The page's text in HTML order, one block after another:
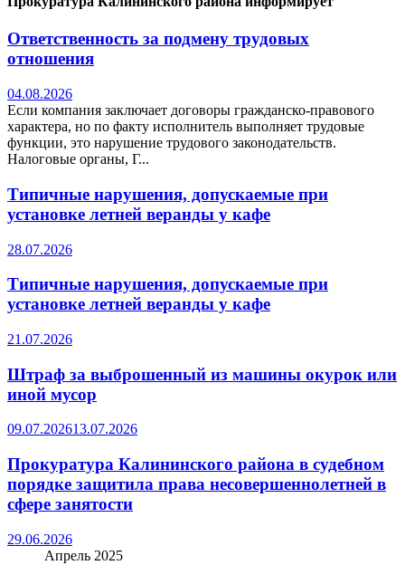
Ответственность за подмену трудовых
отношения
04.08.2026
Если компания заключает договоры гражданско-правового
характера, но по факту исполнитель выполняет трудовые
функции, это нарушение трудового законодательств.
Налоговые органы, Г...
Типичные нарушения, допускаемые при
установке летней веранды у кафе
28.07.2026
Типичные нарушения, допускаемые при
установке летней веранды у кафе
21.07.2026
Штраф за выброшенный из машины окурок или
иной мусор
09.07.202613.07.2026
Прокуратура Калининского района в судебном
порядке защитила права несовершеннолетней в
сфере занятости
29.06.2026
Апрель 2025